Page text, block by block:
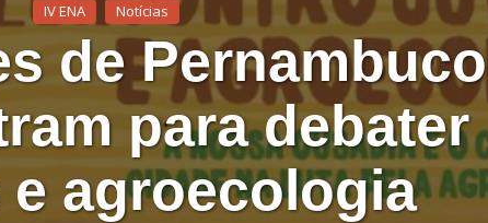
IV ENA Notícias
de Pernambuco
para debater
agroecologia